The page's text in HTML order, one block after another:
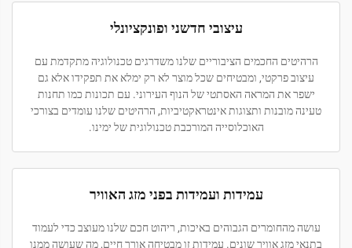
עיצובי חדשני ופונקציונלי
הרהיטים החכמים הציבוריים שלנו משדרגים טכנולוגיה מתקדמת עם
עיצוב פרקטי, ומבטיחים שכל מוצר לא רק ימלא את תפקידו אלא גם
ישפר את המראה האסתטי של הנוף העירוני. עם תכונות כמו תחנות
טעינה מובנות ותצוגות אינטראקטיביות, הרהיטים שלנו עומדים בצורכי
האוכלוסייה המורכבת טכנולוגית של ימינו.
עמידות ועמידות בפני מזג האוויר
עושה מהחומרים הגבוהים באיכות, ריהוט חכם שלנו מעוצב כדי לעמוד
בתנאי מזג אוויר שונים. עמידות זו מבטיחה אורך חיים, מה שעושה ממנו